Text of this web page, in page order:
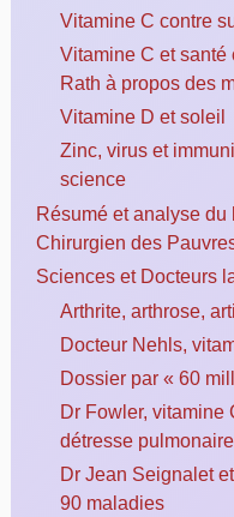
Vitamine C contre
Vitamine C et santé
Rath à propos des
Vitamine D et soleil
Zinc, virus et
science
Résumé et analyse
Chirurgien des
Sciences et Docteurs
Arthrite, arthrose,
Docteur Nehls,
Dossier par « 60
Dr Fowler, vitamine
détresse pulmonaire
Dr Jean Seignalet
90 maladies